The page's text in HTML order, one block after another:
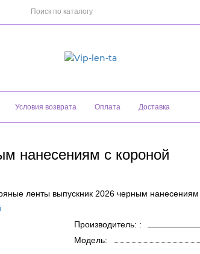
Условия возврата Оплата Доставка
нанесениям с короной
ленты выпускник 2026 черным нанесениям
Производитель: :
Модель: